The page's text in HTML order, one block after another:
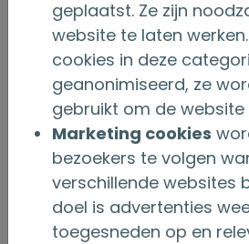
de erfgenamen volgens het
Wat je in je testament
daarvan afwijken en geldt
automatisch voor je
Zijn het de ‘testamentaire’
gaat het om de erfgenamen
testament hebt opgenomen
Wat je hebt geregeld in je
geplaatst. Ze zijn
website te laten
cookies in deze
geanonimiseerd, ze
gebruikt om de
Marketing cookies
bezoekers te volgen
verschillende websites
doel is advertenties
toegesneden op en